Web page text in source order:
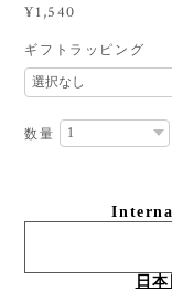
¥1,540
ギフトラッピング
数量
日